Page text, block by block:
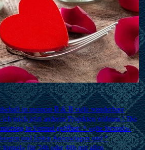
in meinem B & B viele wunderbare
ich mich jetzt anderen Projekten widmen ! Die
in Formel geöffnet: * «gite formula»
und festen Anreisetagen und *
formel» für 24h oder 48h mit allen